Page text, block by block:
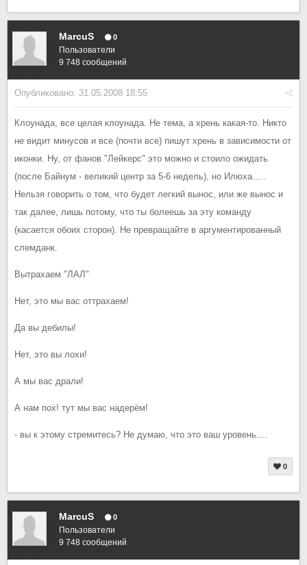
MarcuS 0
Пользователи
9 748 сообщений
Опубликовано: 31.05.2008 18:55
Клоунада, все целая клоунада. Не тема, а хрень какая-то. Никто
не видит минусов и все (почти все) пишут хрень в зависимости от
иконки. Ну, от фанов "Лейкерс" это можно и стоило ожидать
(после Байнум - великий центр за 5-6 недель), но Илюха.....
Нельзя говорить о том, что будет легкий вынос, или же вынос и
так далее, лишь потому, что ты болеешь за эту команду
(касается обоих сторон). Не превращайте в аргументированный
слемданк.
Вытрахаем "ЛАЛ"
Нет, это мы вас оттрахаем!
Да вы дебилы!
Нет, это вы лохи!
А мы вас драли!
А нам пох! тут мы вас надерём!
- вы к этому стремитесь? Не думаю, что это ваш уровень....
0
MarcuS 0
Пользователи
9 748 сообщений